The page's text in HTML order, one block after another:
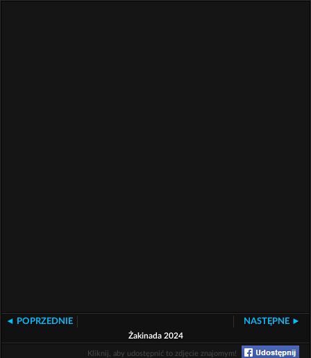
◄ POPRZEDNIE NASTĘPNE ►
Żakinada 2024
Kliknij, aby udostępnić to zdjęcie znajomym!